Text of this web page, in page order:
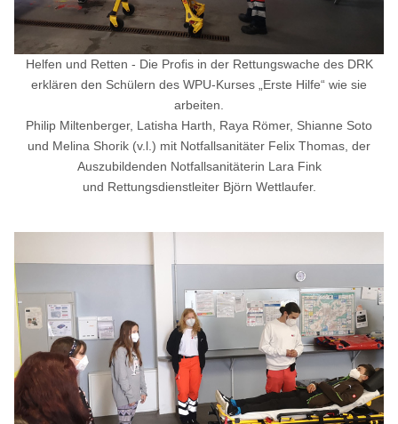
Helfen und Retten - Die Profis in der Rettungswache des DRK
erklären den Schülern des WPU-Kurses „Erste Hilfe“ wie sie
arbeiten.
Philip Miltenberger, Latisha Harth, Raya Römer, Shianne Soto
und Melina Shorik (v.l.) mit Notfallsanitäter Felix Thomas, der
Auszubildenden Notfallsanitäterin Lara Fink
und Rettungsdienstleiter Björn Wettlaufer.